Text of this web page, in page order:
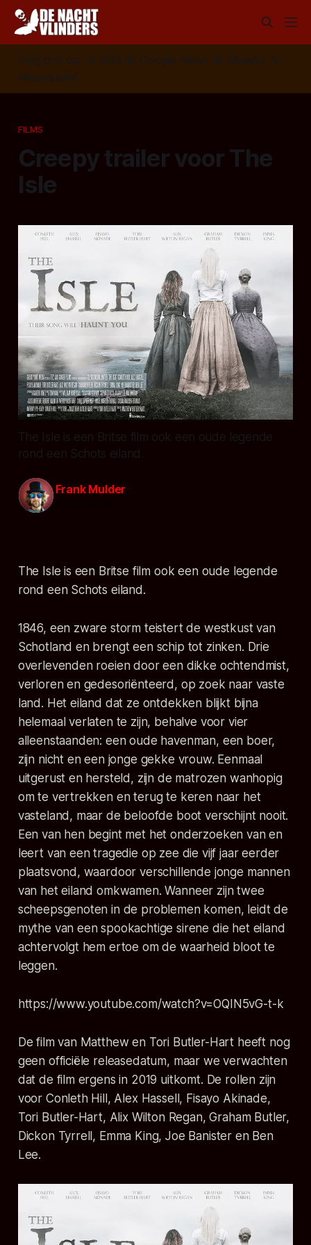
Volg ons op: 📣 RSS 📰 Google News 🦋 Bluesky
✉️
Nieuwsbrief
FILMS
Creepy trailer voor The
Isle
The Isle is een Britse film ook een oude legende
rond een Schots eiland.
Frank Mulder
The Isle is een Britse film ook een oude legende
rond een Schots eiland.
1846, een zware storm teistert de westkust van
Schotland en brengt een schip tot zinken. Drie
overlevenden roeien door een dikke ochtendmist,
verloren en gedesoriënteerd, op zoek naar vaste
land. Het eiland dat ze ontdekken blijkt bijna
helemaal verlaten te zijn, behalve voor vier
alleenstaanden: een oude havenman, een boer,
zijn nicht en een jonge gekke vrouw. Eenmaal
uitgerust en hersteld, zijn de matrozen wanhopig
om te vertrekken en terug te keren naar het
vasteland, maar de beloofde boot verschijnt nooit.
Een van hen begint met het onderzoeken van en
leert van een tragedie op zee die vijf jaar eerder
plaatsvond, waardoor verschillende jonge mannen
van het eiland omkwamen. Wanneer zijn twee
scheepsgenoten in de problemen komen, leidt de
mythe van een spookachtige sirene die het eiland
achtervolgt hem ertoe om de waarheid bloot te
leggen.
https://www.youtube.com/watch?v=OQIN5vG-t-k
De film van Matthew en Tori Butler-Hart heeft nog
geen officiële releasedatum, maar we verwachten
dat de film ergens in 2019 uitkomt. De rollen zijn
voor Conleth Hill, Alex Hassell, Fisayo Akinade,
Tori Butler-Hart, Alix Wilton Regan, Graham Butler,
Dickon Tyrrell, Emma King, Joe Banister en Ben
Lee.